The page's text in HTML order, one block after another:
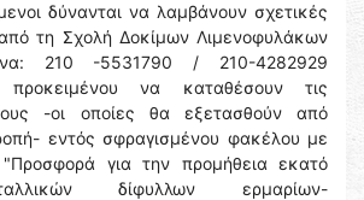
δύνανται να λαμβάνουν σχετικές
τη Σχολή Δοκίμων Λιμενοφυλάκων
210 -5531790 / 210-4282929
προκειμένου να καταθέσουν τις
-οι οποίες θα εξετασθούν από
εντός σφραγισμένου φακέλου με
"Προσφορά για την προμήθεια εκατό
δίφυλλων ερμαρίων-